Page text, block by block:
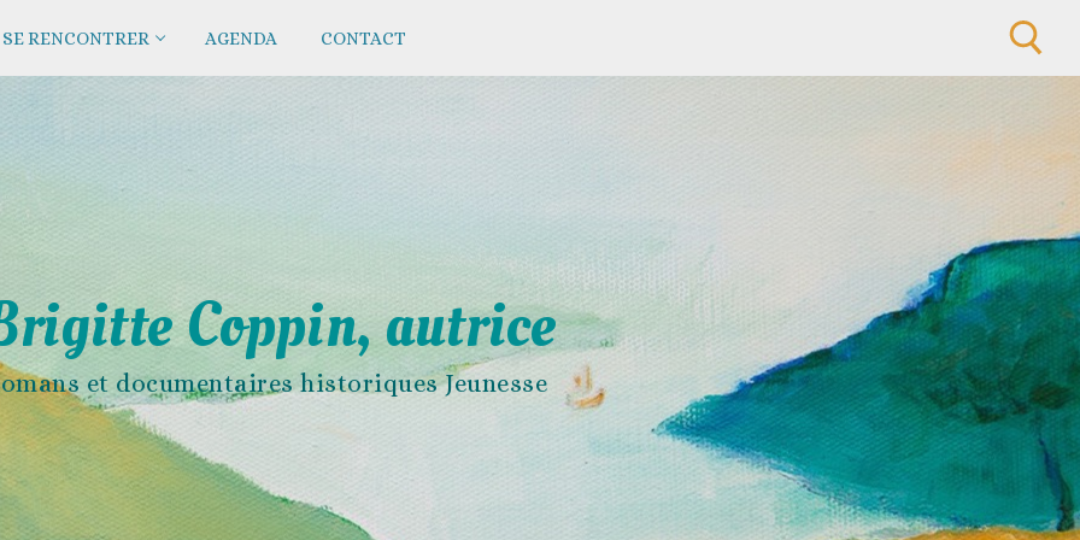
SE RENCONTRER AGENDA CONTACT
Coppin, autrice
et documentaires historiques Jeunesse